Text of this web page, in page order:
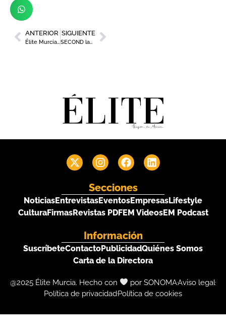
ANTERIOR
Élite Murcia Mujer celebró con éxito su segunda edición
SIGUIENTE
SECOND lanza su nuevo sencillo: ‘Tu canción de despedida’
Secciones
NoticiasEntrevistasEventosEmpresasLifestyle
CulturaFirmasRevistas PDFEM VideosEM Podcast
Información
SuscríbeteContactoPublicidadQuiénes Somos
Carta de la Directora
@2025 Élite Murcia. Hecho con por SONOMAAviso legal
Política de privacidadPolítica de cookies